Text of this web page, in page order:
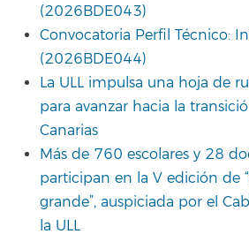
(2026BDE043)
Convocatoria Perfil Técnico:
(2026BDE044)
La ULL impulsa una hoja de
para avanzar hacia la
Canarias
Más de 760 escolares y 28
participan en la V edición de
grande”, auspiciada por el
la ULL